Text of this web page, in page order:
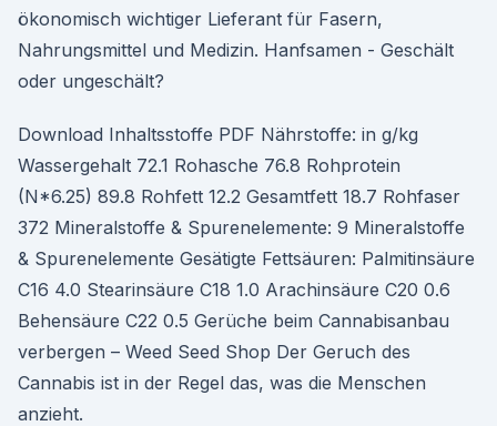
ökonomisch wichtiger Lieferant für Fasern,
Nahrungsmittel und Medizin. Hanfsamen - Geschält
oder ungeschält?
Download Inhaltsstoffe PDF Nährstoffe: in g/kg
Wassergehalt 72.1 Rohasche 76.8 Rohprotein
(N*6.25) 89.8 Rohfett 12.2 Gesamtfett 18.7 Rohfaser
372 Mineralstoffe & Spurenelemente: 9 Mineralstoffe
& Spurenelemente Gesätigte Fettsäuren: Palmitinsäure
C16 4.0 Stearinsäure C18 1.0 Arachinsäure C20 0.6
Behensäure C22 0.5 Gerüche beim Cannabisanbau
verbergen – Weed Seed Shop Der Geruch des
Cannabis ist in der Regel das, was die Menschen
anzieht.